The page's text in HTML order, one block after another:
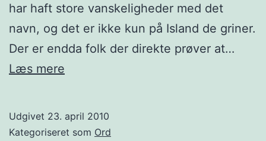
har haft store vanskeligheder med det
navn, og det er ikke kun på Island de griner.
Der er endda folk der direkte prøver at…
Læs mere
Udgivet 23. april 2010
Kategoriseret som Ord